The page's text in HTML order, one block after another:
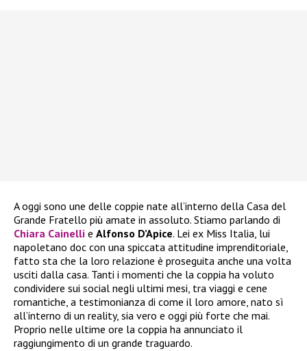
A oggi sono une delle coppie nate all’interno della Casa del
Grande Fratello più amate in assoluto. Stiamo parlando di
Chiara Cainelli e Alfonso D’Apice. Lei ex Miss Italia, lui
napoletano doc con una spiccata attitudine imprenditoriale,
fatto sta che la loro relazione è proseguita anche una volta
usciti dalla casa. Tanti i momenti che la coppia ha voluto
condividere sui social negli ultimi mesi, tra viaggi e cene
romantiche, a testimonianza di come il loro amore, nato sì
all’interno di un reality, sia vero e oggi più forte che mai.
Proprio nelle ultime ore la coppia ha annunciato il
raggiungimento di un grande traguardo.